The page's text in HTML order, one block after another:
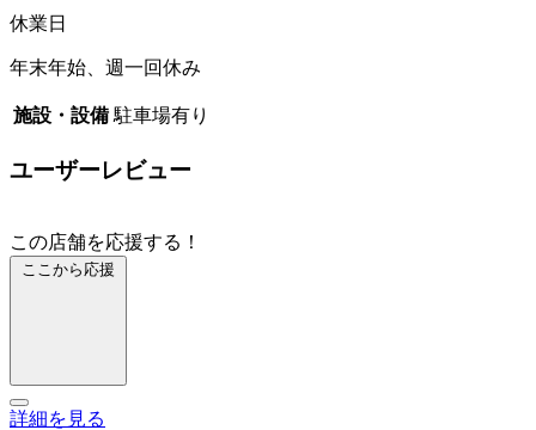
休業日
年末年始、週一回休み
施設・設備 駐車場有り
ユーザーレビュー
この店舗を応援する！
ここから応援
詳細を見る